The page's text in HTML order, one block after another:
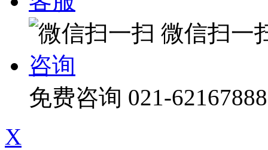
微信扫一
咨询
免费咨询 021-62167888
X